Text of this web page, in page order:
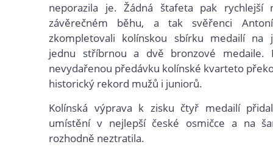
neporazila je. Žádná štafeta pak rychlejší
závěrečném běhu, a tak svěřenci
zkompletovali kolínskou sbírku medailí na
jednu stříbrnou a dvě bronzové medaile.
nevydařenou předávku kolínské kvarteto
historický rekord mužů i juniorů.
Kolínská výprava k zisku čtyř medailí
umístění v nejlepší české osmičce a na
rozhodně neztratila.